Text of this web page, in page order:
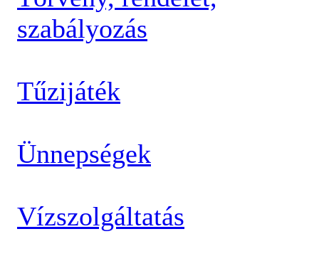
szabályozás
Tűzijáték
Ünnepségek
Vízszolgáltatás